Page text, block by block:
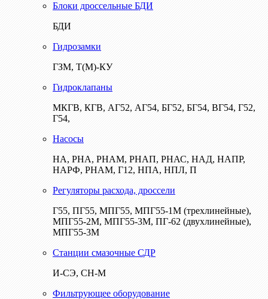
Блоки дроссельные БДИ
БДИ
Гидрозамки
ГЗМ, Т(М)-КУ
Гидроклапаны
МКГВ, КГВ, АГ52, АГ54, БГ52, БГ54, ВГ54, Г52,
Г54,
Насосы
НА, РНА, РНАМ, РНАП, РНАС, НАД, НАПР,
НАРФ, РНАМ, Г12, НПА, НПЛ, П
Регуляторы расхода, дроссели
Г55, ПГ55, МПГ55, МПГ55-1М (трехлинейные),
МПГ55-2М, МПГ55-3М, ПГ-62 (двухлинейные),
МПГ55-3М
Станции смазочные СДР
И-СЭ, СН-М
Фильтрующее оборудование